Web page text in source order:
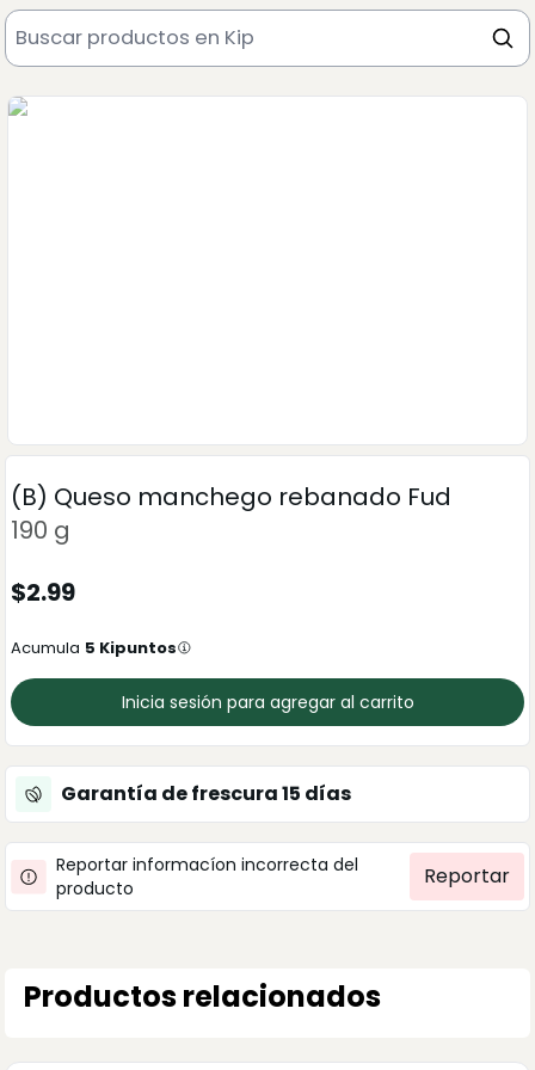
(B) Queso manchego rebanado Fud
190 g
$2.99
Acumula 5 Kipuntos
Inicia sesión para agregar al carrito
Garantía de frescura15 días
Reportar informacíon incorrecta del
producto
Reportar
Productos relacionados